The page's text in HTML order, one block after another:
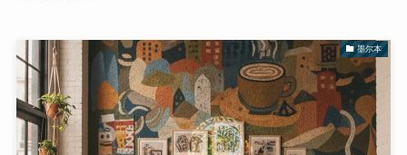
墨尔本